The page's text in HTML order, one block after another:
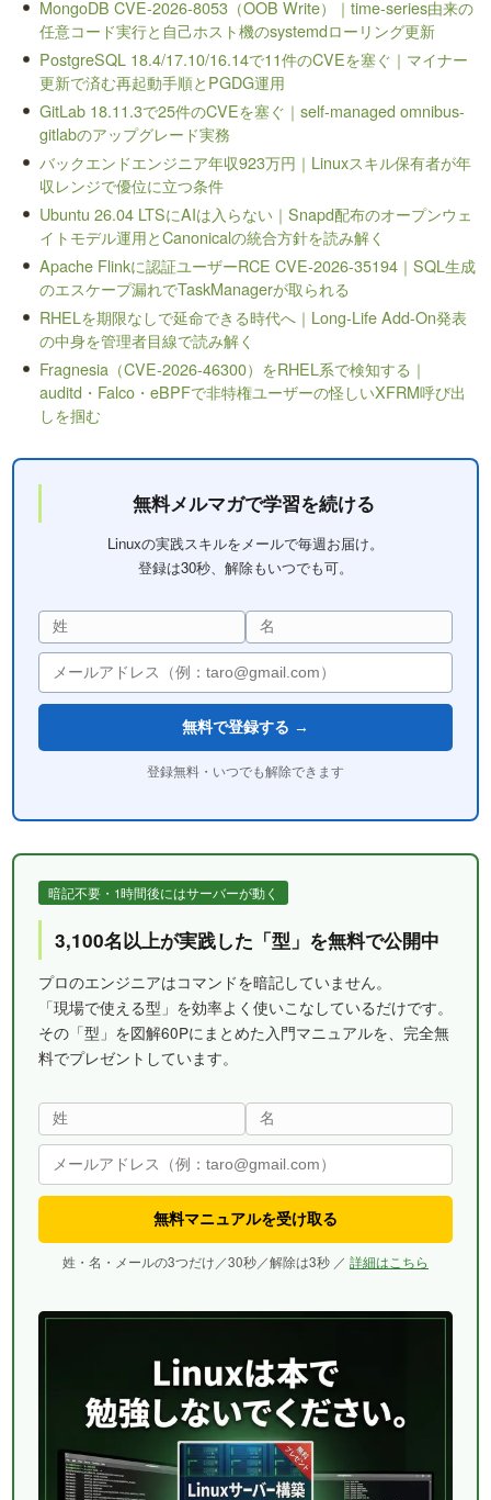
MongoDB CVE-2026-8053（OOB Write）｜time-series由来の
任意コード実行と自己ホスト機のsystemdローリング更新
PostgreSQL 18.4/17.10/16.14で11件のCVEを塞ぐ｜マイナー
更新で済む再起動手順とPGDG運用
GitLab 18.11.3で25件のCVEを塞ぐ｜self-managed omnibus-
gitlabのアップグレード実務
バックエンドエンジニア年収923万円｜Linuxスキル保有者が年
収レンジで優位に立つ条件
Ubuntu 26.04 LTSにAIは入らない｜Snapd配布のオープンウェ
イトモデル運用とCanonicalの統合方針を読み解く
Apache Flinkに認証ユーザーRCE CVE-2026-35194｜SQL生成
のエスケープ漏れでTaskManagerが取られる
RHELを期限なしで延命できる時代へ｜Long-Life Add-On発表
の中身を管理者目線で読み解く
Fragnesia（CVE-2026-46300）をRHEL系で検知する｜
auditd・Falco・eBPFで非特権ユーザーの怪しいXFRM呼び出
しを掴む
無料メルマガで学習を続ける
Linuxの実践スキルをメールで毎週お届け。
登録は30秒、解除もいつでも可。
無料で登録する →
登録無料・いつでも解除できます
暗記不要・1時間後にはサーバーが動く
3,100名以上が実践した「型」を無料で公開中
プロのエンジニアはコマンドを暗記していません。
「現場で使える型」を効率よく使いこなしているだけです。
その「型」を図解60Pにまとめた入門マニュアルを、完全無
料でプレゼントしています。
無料マニュアルを受け取る
姓・名・メールの3つだけ／30秒／解除は3秒 ／ 詳細はこちら